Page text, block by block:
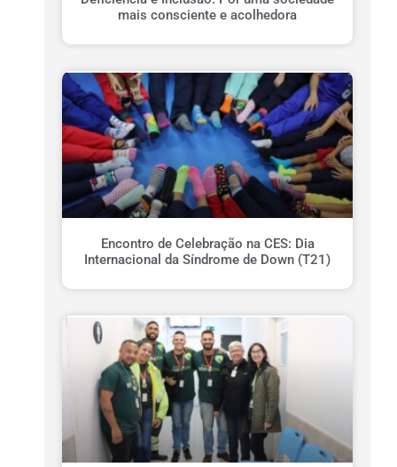
mais consciente e acolhedora
Encontro de Celebração na CES: Dia
Internacional da Síndrome de Down (T21)